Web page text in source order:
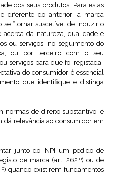
dos seus produtos. Para estas
diferente do anterior: a marca
se “tornar suscetível de induzir o
da natureza, qualidade e
ou serviços, no seguimento do
ou por terceiro com o seu
serviços para que foi registada”
do consumidor é essencial
que identifique e distinga
de direito substantivo, é
dá relevância ao consumidor em
junto do INPI um pedido de
de marca (art. 262.º) ou de
quando existirem fundamentos